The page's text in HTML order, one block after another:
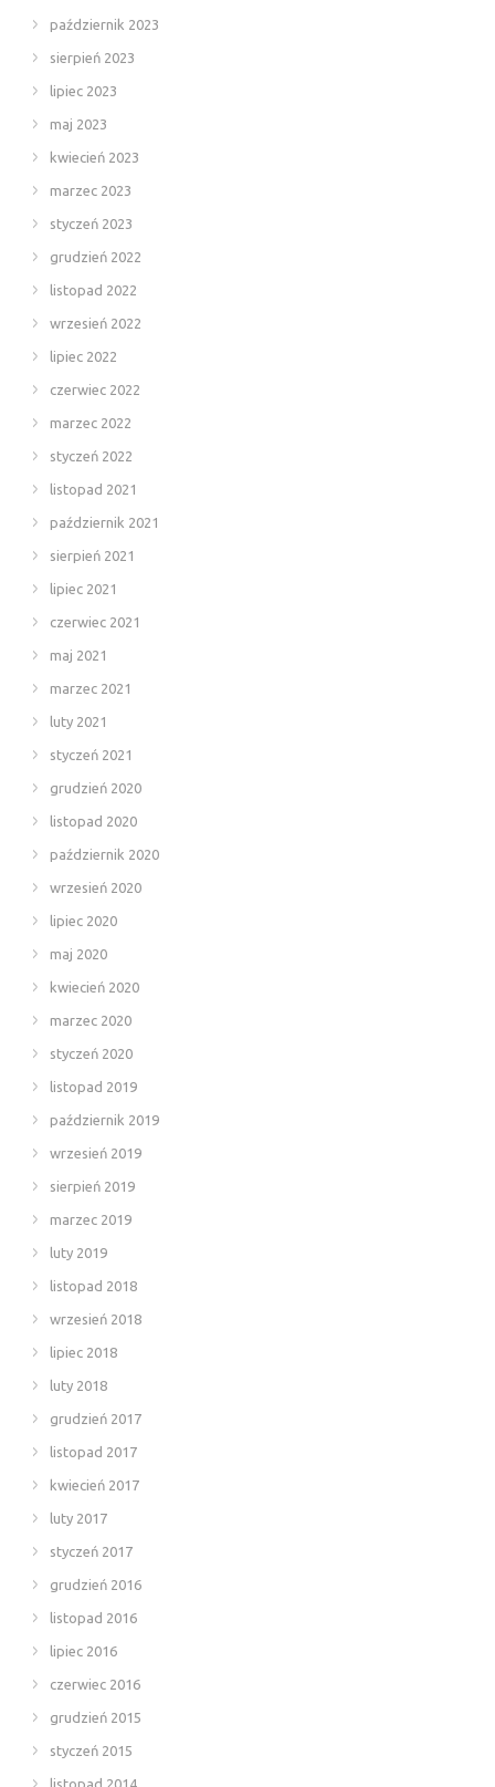
październik 2023
sierpień 2023
lipiec 2023
maj 2023
kwiecień 2023
marzec 2023
styczeń 2023
grudzień 2022
listopad 2022
wrzesień 2022
lipiec 2022
czerwiec 2022
marzec 2022
styczeń 2022
listopad 2021
październik 2021
sierpień 2021
lipiec 2021
czerwiec 2021
maj 2021
marzec 2021
luty 2021
styczeń 2021
grudzień 2020
listopad 2020
październik 2020
wrzesień 2020
lipiec 2020
maj 2020
kwiecień 2020
marzec 2020
styczeń 2020
listopad 2019
październik 2019
wrzesień 2019
sierpień 2019
marzec 2019
luty 2019
listopad 2018
wrzesień 2018
lipiec 2018
luty 2018
grudzień 2017
listopad 2017
kwiecień 2017
luty 2017
styczeń 2017
grudzień 2016
listopad 2016
lipiec 2016
czerwiec 2016
grudzień 2015
styczeń 2015
listopad 2014